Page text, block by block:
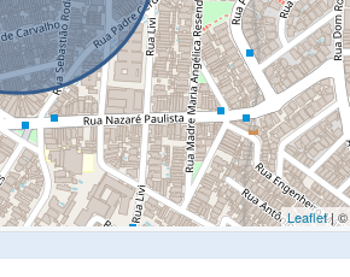
Leaflet| ©